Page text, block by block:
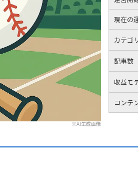
※AI生成画像
現在の
カテゴリ
記事数
収益モ
コンテ